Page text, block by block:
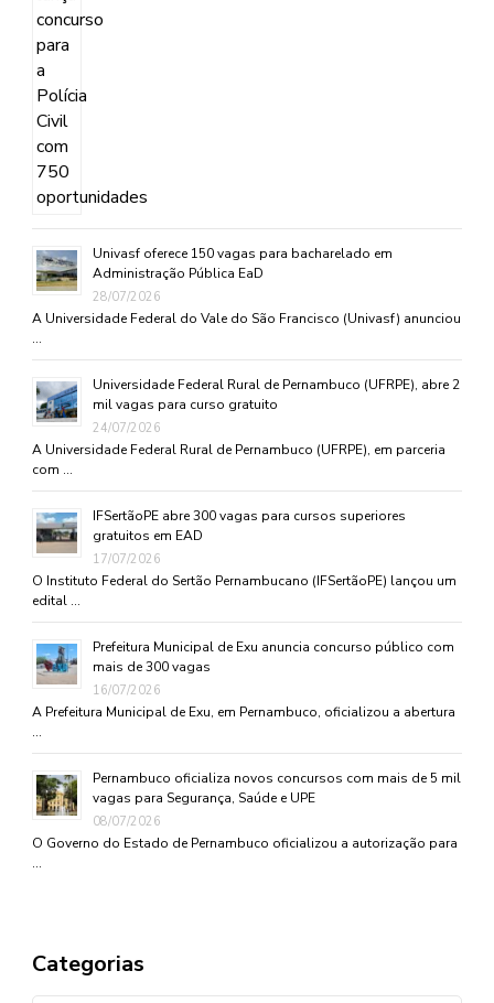
Univasf oferece 150 vagas para bacharelado em
Administração Pública EaD
28/07/2026
A Universidade Federal do Vale do São Francisco (Univasf) anunciou
…
Universidade Federal Rural de Pernambuco (UFRPE), abre 2
mil vagas para curso gratuito
24/07/2026
A Universidade Federal Rural de Pernambuco (UFRPE), em parceria
com …
IFSertãoPE abre 300 vagas para cursos superiores
gratuitos em EAD
17/07/2026
O Instituto Federal do Sertão Pernambucano (IFSertãoPE) lançou um
edital …
Prefeitura Municipal de Exu anuncia concurso público com
mais de 300 vagas
16/07/2026
A Prefeitura Municipal de Exu, em Pernambuco, oficializou a abertura
…
Pernambuco oficializa novos concursos com mais de 5 mil
vagas para Segurança, Saúde e UPE
08/07/2026
O Governo do Estado de Pernambuco oficializou a autorização para
…
Categorias